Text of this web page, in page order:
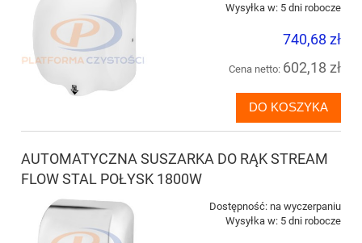
Wysyłka w: 5 dni robocze
740,68 zł
Cena netto: 602,18 zł
DO KOSZYKA
AUTOMATYCZNA SUSZARKA DO RĄK STREAM
FLOW STAL POŁYSK 1800W
Dostępność: na wyczerpaniu
Wysyłka w: 5 dni robocze